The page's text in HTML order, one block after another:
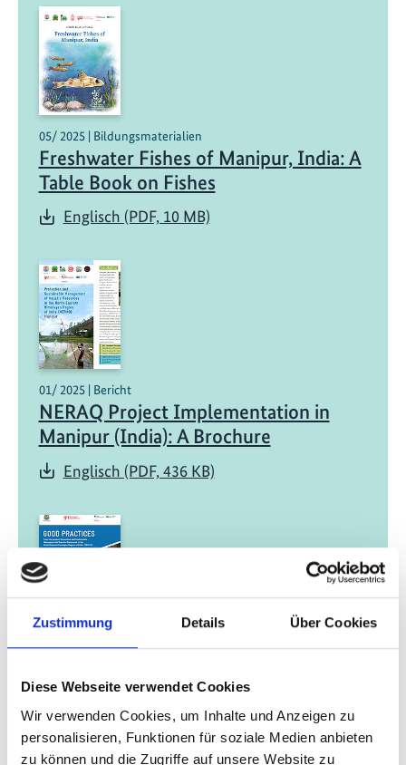
Zustimmung Details Über Cookies
Diese Webseite verwendet Cookies
Wir verwenden Cookies, um Inhalte und Anzeigen zu
personalisieren, Funktionen für soziale Medien anbieten
zu können und die Zugriffe auf unsere Website zu
05/ 2025 | Bildungsmaterialien
Freshwater Fishes of Manipur, India: A
Table Book on Fishes
Englisch (PDF, 10 MB)
01/ 2025 | Bericht
NERAQ Project Implementation in
Manipur (India): A Brochure
Englisch (PDF, 436 KB)
01/ 2025 | Studie
‘Protection and Sustainable
Management of Aquatic Resources in
the North-Eastern Himalayan Region